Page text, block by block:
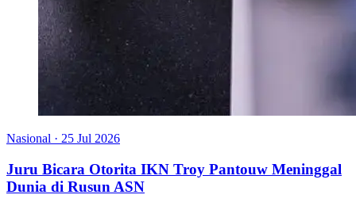
Nasional · 25 Jul 2026
Juru Bicara Otorita IKN Troy Pantouw Meninggal
Dunia di Rusun ASN